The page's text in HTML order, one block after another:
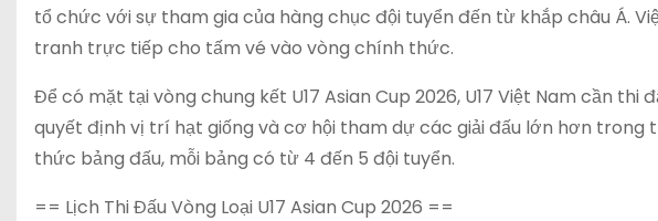
tổ chức với sự tham gia của hàng chục đội tuyển đến từ khắp châu Á.
tranh trực tiếp cho tấm vé vào vòng chính thức.
Để có mặt tại vòng chung kết U17 Asian Cup 2026, U17 Việt Nam cần
quyết định vị trí hạt giống và cơ hội tham dự các giải đấu lớn hơn trong
thức bảng đấu, mỗi bảng có từ 4 đến 5 đội tuyển.
== Lịch Thi Đấu Vòng Loại U17 Asian Cup 2026 ==